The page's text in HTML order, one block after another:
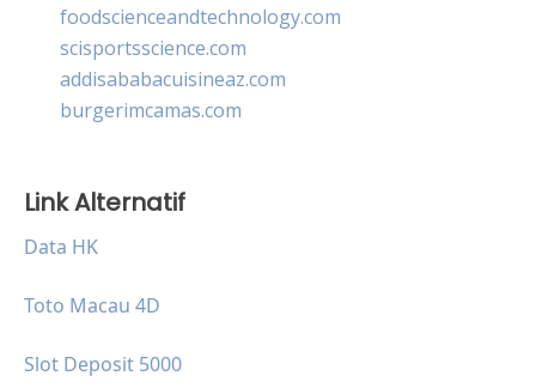
foodscienceandtechnology.com
scisportsscience.com
addisababacuisineaz.com
burgerimcamas.com
Link Alternatif
Data HK
Toto Macau 4D
Slot Deposit 5000